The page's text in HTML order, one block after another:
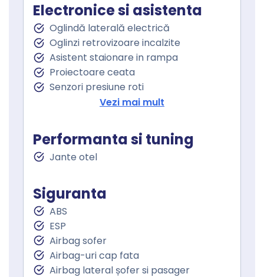
Electronice si asistenta
Oglindă laterală electrică
Oglinzi retrovizoare incalzite
Asistent staionare in rampa
Proiectoare ceata
Senzori presiune roti
ServodirecţieVezi mai mult
Performanta si tuning
Jante otel
Siguranta
ABS
ESP
Airbag sofer
Airbag-uri cap fata
Airbag lateral șofer si pasager